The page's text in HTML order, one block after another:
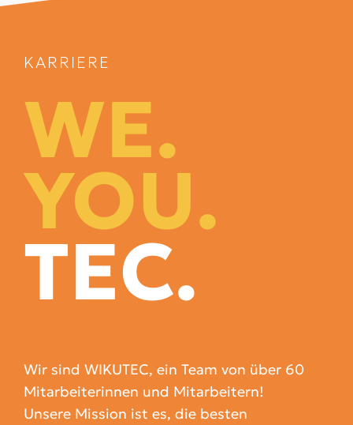
KARRIERE
WE.
YOU.
TEC.
Wir sind WIKUTEC, ein Team von über 60
Mitarbeiterinnen und Mitarbeitern!
Unsere Mission ist es, die besten